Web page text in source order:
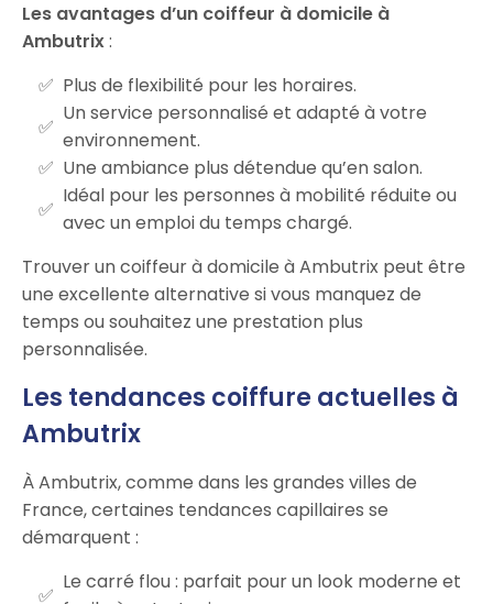
Les avantages d’un coiffeur à domicile à
Ambutrix:
Plus de flexibilité pour les horaires.
Un service personnalisé et adapté à votre
environnement.
Une ambiance plus détendue qu’en salon.
Idéal pour les personnes à mobilité réduite ou
avec un emploi du temps chargé.
Trouver un coiffeur à domicile à Ambutrix peut être
une excellente alternative si vous manquez de
temps ou souhaitez une prestation plus
personnalisée.
Les tendances coiffure actuelles à
Ambutrix
À Ambutrix, comme dans les grandes villes de
France, certaines tendances capillaires se
démarquent :
Le carré flou : parfait pour un look moderne et